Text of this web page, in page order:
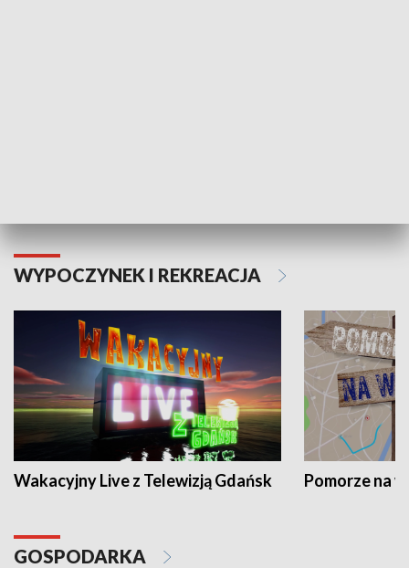
WYPOCZYNEK I REKREACJA
Wakacyjny Live z Telewizją Gdańsk Pomorze na
GOSPODARKA